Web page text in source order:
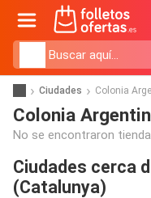
Ciudades Colonia
Colonia
No se encontraron
Ciudades cerca
(Catalunya)